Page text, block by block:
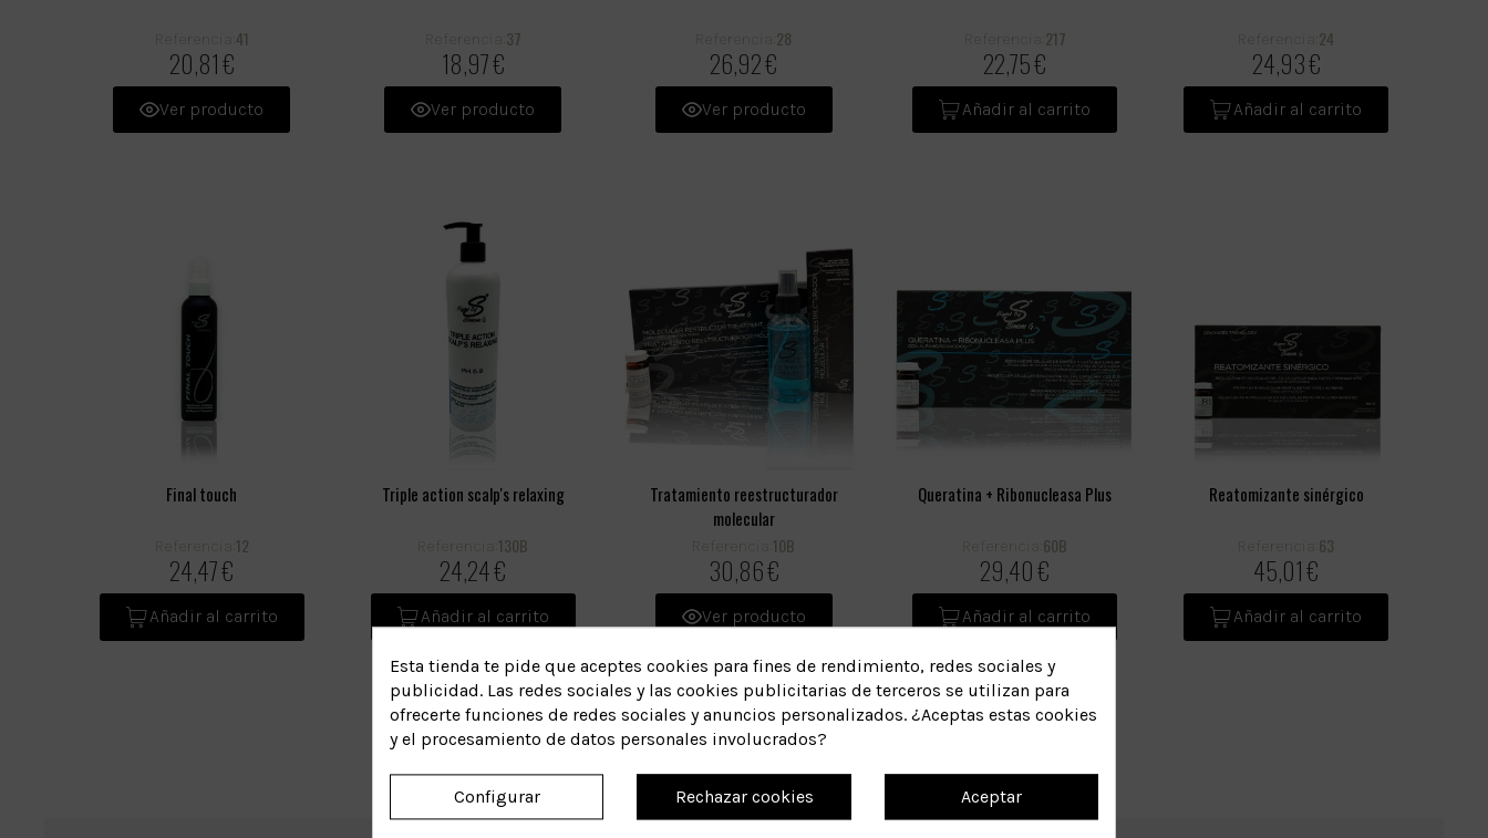
Referencia: 41
20,81 €
Ver producto
Referencia: 37
18,97 €
Ver producto
Referencia: 28
26,92 €
Ver producto
Referencia: 217
22,75 €
Añadir al carrito
Referencia: 24
24,93 €
Añadir al carrito
Final touch
Referencia: 12
24,47 €
Añadir al carrito
Triple action scalp's relaxing
Referencia:130B
24,24 €
Añadir al carrito
Tratamiento reestructurador
molecular
Referencia:10B
30,86 €
Ver producto
Queratina + Ribonucleasa Plus
Referencia: 60B
29,40 €
Añadir al carrito
Reatomizante sinérgico
Referencia: 63
45,01 €
Añadir al carrito
Esta tienda te pide que aceptes cookies para fines de rendimiento, redes sociales y
publicidad. Las redes sociales y las cookies publicitarias de terceros se utilizan para
ofrecerte funciones de redes sociales y anuncios personalizados. ¿Aceptas estas cookies
y el procesamiento de datos personales involucrados?
Aceptar
Rechazar cookies
Configurar